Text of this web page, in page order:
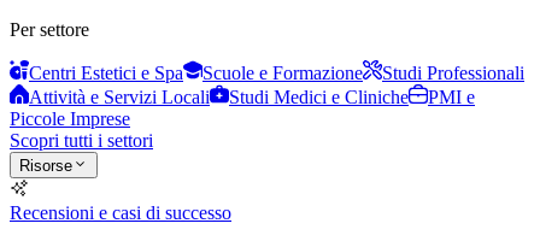
Per settore
Centri Estetici e Spa Scuole e Formazione
Studi Professionali
Attività e Servizi Locali
Studi Medici e Cliniche
PMI e
Piccole Imprese
Scopri tutti i settori
Risorse
Recensioni e casi di successo